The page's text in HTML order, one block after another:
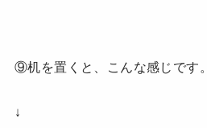
⑨机を置くと、こんな感じです。
↓